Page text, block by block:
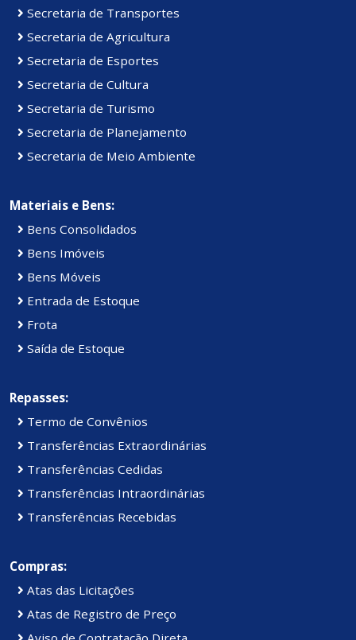
Secretaria de Transportes
Secretaria de Agricultura
Secretaria de Esportes
Secretaria de Cultura
Secretaria de Turismo
Secretaria de Planejamento
Secretaria de Meio Ambiente
Materiais e Bens:
Bens Consolidados
Bens Imóveis
Bens Móveis
Entrada de Estoque
Frota
Saída de Estoque
Repasses:
Termo de Convênios
Transferências Extraordinárias
Transferências Cedidas
Transferências Intraordinárias
Transferências Recebidas
Compras:
Atas das Licitações
Atas de Registro de Preço